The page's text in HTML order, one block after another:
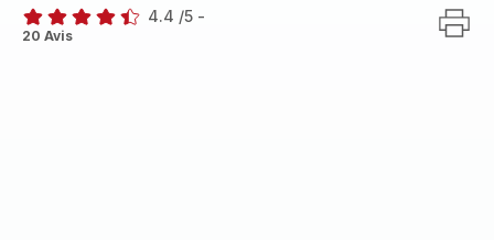
ratings.4.4
4.4 /5 -
20 Avis